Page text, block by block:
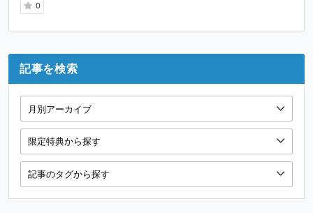
0
記事を検索